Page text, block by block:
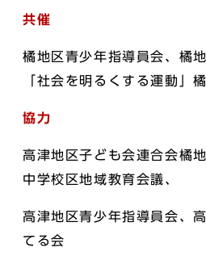
共催
橘地区青少年指導員会、橘
「社会を明るくする運動」
協力
高津地区子ども会連合会橘
中学校区地域教育会議、
高津地区青少年指導員会、
てる会